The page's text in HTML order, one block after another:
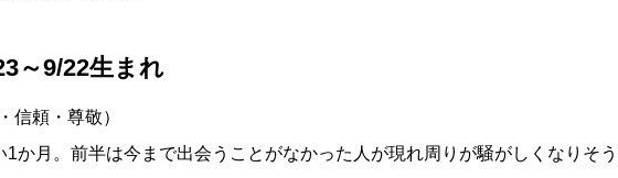
～9/22生まれ
信頼・尊敬）
か月。前半は今まで出会うことがなかった人が現れ周りが騒がしくなりそう